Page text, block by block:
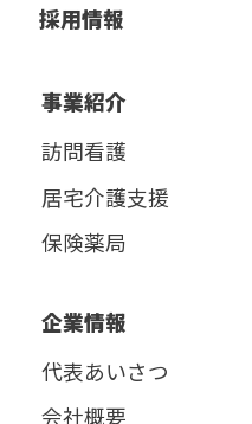
採用情報
事業紹介
訪問看護
居宅介護支援
保険薬局
企業情報
代表あいさつ
会社概要